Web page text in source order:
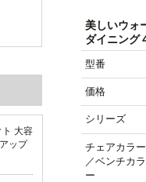
美しいウォ
ダイニング
型番
価格
シリーズ
チェアカラー
／ベンチカラ
ー
大容
ップ